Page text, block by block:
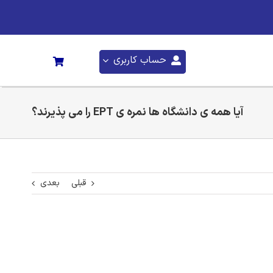
حساب کاربری
آیا همه ی دانشگاه ها نمره ی EPT را می پذیرند؟
قبلی بعدی